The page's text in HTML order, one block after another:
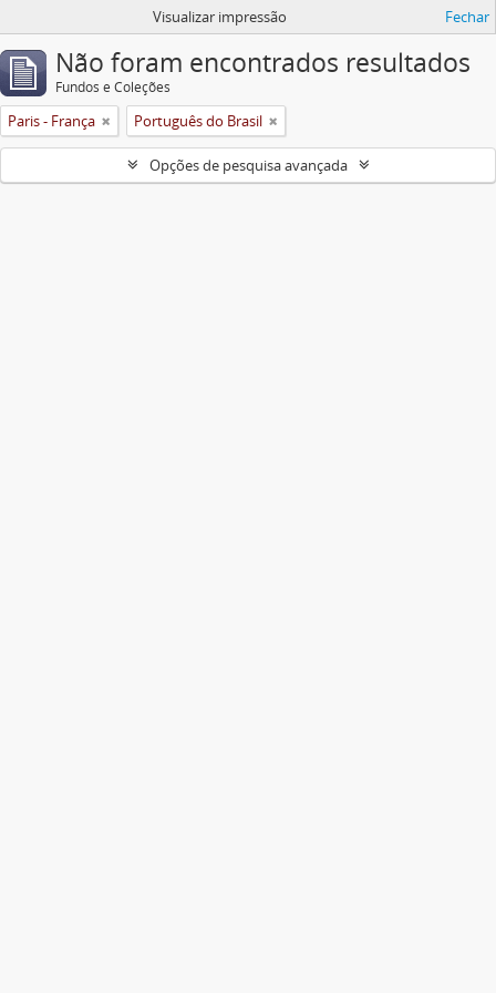
Visualizar impressão Fechar
Não foram encontrados resultados
Fundos e Coleções
Paris - França Português do Brasil
Opções de pesquisa avançada